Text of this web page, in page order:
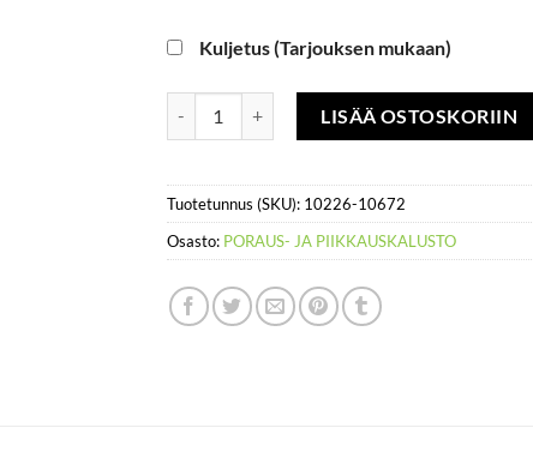
Kuljetus (Tarjouksen mukaan)
Maakiilakone/ piikkausvasara, iskuteho 68J määrä
LISÄÄ OSTOSKORIIN
Tuotetunnus (SKU): 10226-10672
Osasto: PORAUS- JA PIIKKAUSKALUSTO